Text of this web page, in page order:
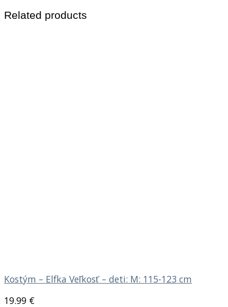
Related products
Kostým – Elfka Veľkosť – deti: M: 115-123 cm
19.99 €